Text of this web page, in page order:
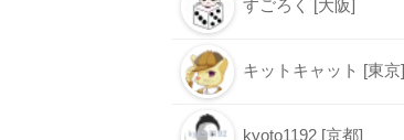
すごろく [大阪]
キットキャット [東京]
kyoto1192 [京都]